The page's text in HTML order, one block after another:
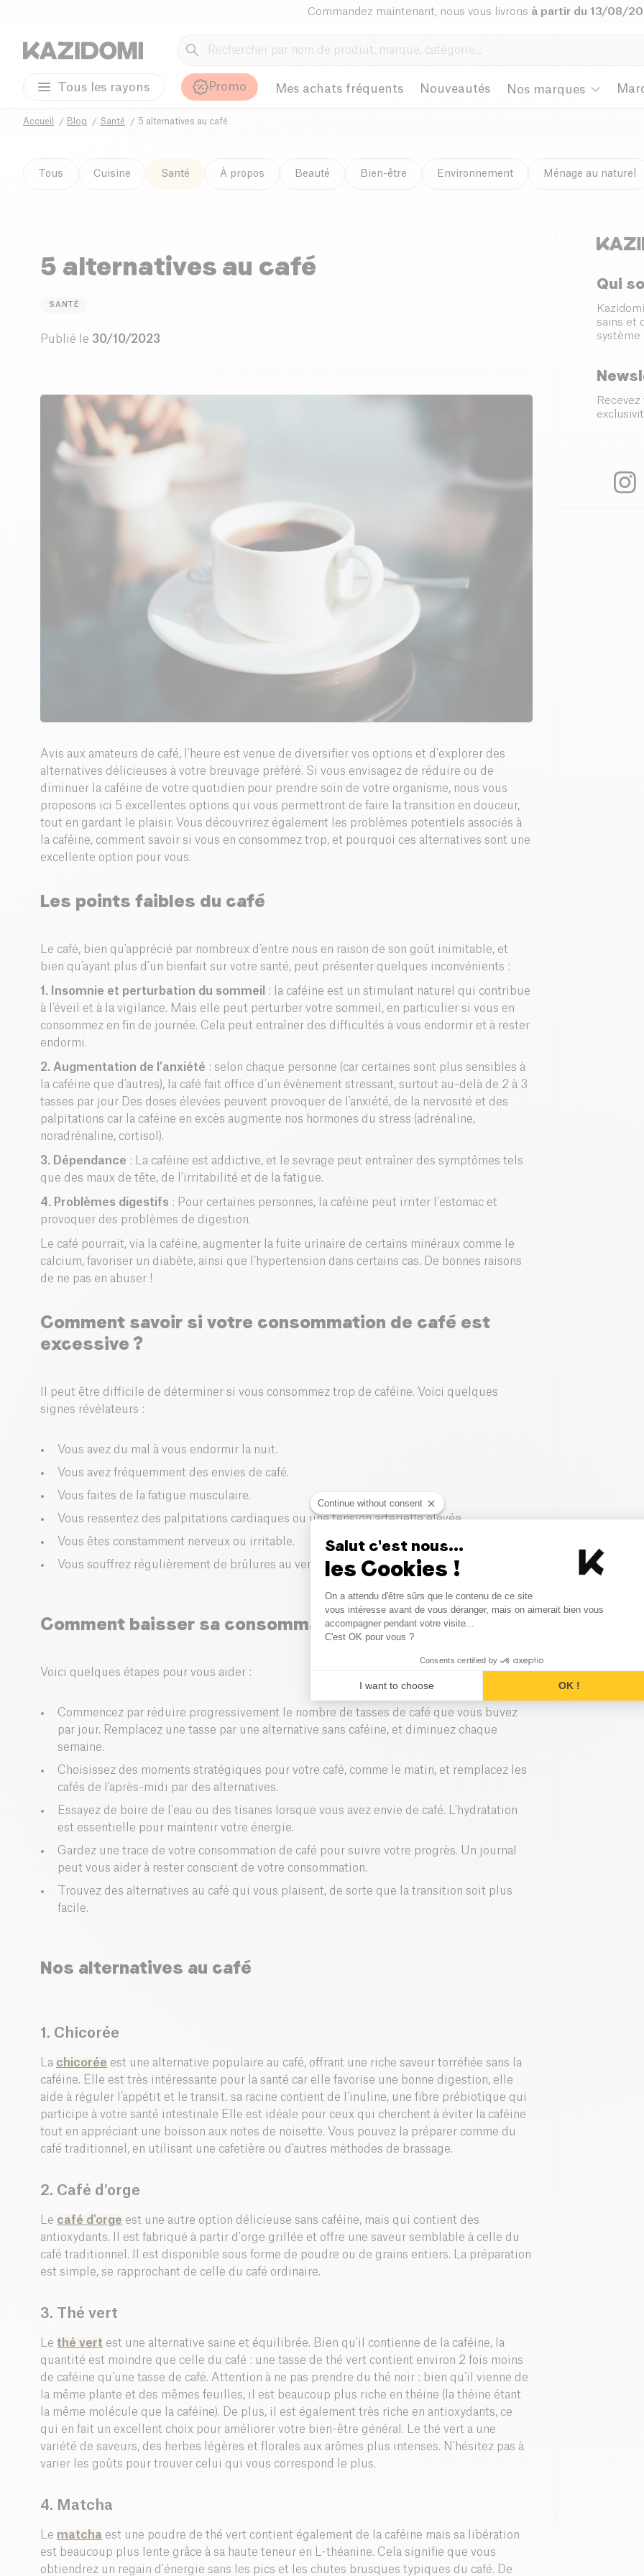
Commandez maintenant, nous vous livrons à partir du 13/08/
Tous les rayons Promo Mes achats fréquents Nouveautés Nos marques
Accueil Blog Santé 5 alternatives au café
Tous Cuisine Santé À propos Beauté Bien-être Environnement Ménage au naturel
5 alternatives au café
SANTÉ
Publié le 30/10/2023
Avis aux amateurs de café, l'heure est venue de diversifier vos options et d'explorer des
alternatives délicieuses à votre breuvage préféré. Si vous envisagez de réduire ou de
diminuer la caféine de votre quotidien pour prendre soin de votre organisme, nous vous
proposons ici 5 excellentes options qui vous permettront de faire la transition en douceur,
tout en gardant le plaisir. Vous découvrirez également les problèmes potentiels associés à
la caféine, comment savoir si vous en consommez trop, et pourquoi ces alternatives sont une
excellente option pour vous.
Les points faibles du café
Le café, bien qu'apprécié par nombreux d’entre nous en raison de son goût inimitable, et
bien qu’ayant plus d’un bienfait sur votre santé, peut présenter quelques inconvénients :
1. Insomnie et perturbation du sommeil
: la caféine est un stimulant naturel qui contribue
à l’éveil et à la vigilance. Mais elle peut perturber votre sommeil, en particulier si vous en
consommez en fin de journée. Cela peut entraîner des difficultés à vous endormir et à rester
endormi.
2. Augmentation de l'anxiété : selon chaque personne (car certaines sont plus sensibles à
la caféine que d'autres), la café fait office d’un évènement stressant, surtout au-delà de 2 à 3
tasses par jour Des doses élevées peuvent provoquer de l'anxiété, de la nervosité et des
palpitations car la caféine en excès augmente nos hormones du stress (adrénaline,
noradrénaline, cortisol).
3. Dépendance : La caféine est addictive, et le sevrage peut entraîner des symptômes tels
que des maux de tête, de l'irritabilité et de la fatigue.
4. Problèmes digestifs : Pour certaines personnes, la caféine peut irriter l'estomac et
provoquer des problèmes de digestion.
Le café pourrait, via la caféine, augmenter la fuite urinaire de certains minéraux comme le
calcium, favoriser un diabète, ainsi que l’hypertension dans certains cas. De bonnes raisons
de ne pas en abuser !
Comment savoir si votre consommation de café est
excessive ?
Il peut être difficile de déterminer si vous consommez trop de caféine. Voici quelques
signes révélateurs :
Vous avez du mal à vous endormir la nuit.
Vous avez fréquemment des envies de café.
Vous faites de la fatigue musculaire.
Vous ressentez des palpitations cardiaques ou une tension artérielle élevée.
Vous êtes constamment nerveux ou irritable.
Vous souffrez régulièrement de brûlures au ventre.
Comment baisser sa consommation de café ?
Voici quelques étapes pour vous aider :
Commencez par réduire progressivement le nombre de tasses de café que vous buvez
par jour. Remplacez une tasse par une alternative sans caféine, et diminuez chaque
semaine.
Choisissez des moments stratégiques pour votre café, comme le matin, et remplacez les
cafés de l'après-midi par des alternatives.
Essayez de boire de l'eau ou des tisanes lorsque vous avez envie de café. L'hydratation
est essentielle pour maintenir votre énergie.
Gardez une trace de votre consommation de café pour suivre votre progrès. Un journal
peut vous aider à rester conscient de votre consommation.
Trouvez des alternatives au café qui vous plaisent, de sorte que la transition soit plus
facile.
Nos alternatives au café
1. Chicorée
La chicorée est une alternative populaire au café, offrant une riche saveur torréfiée sans la
caféine. Elle est très intéressante pour la santé car elle favorise une bonne digestion, elle
aide à réguler l’appétit et le transit. sa racine contient de l’inuline, une fibre prébiotique qui
participe à votre santé intestinale Elle est idéale pour ceux qui cherchent à éviter la caféine
tout en appréciant une boisson aux notes de noisette. Vous pouvez la préparer comme du
café traditionnel, en utilisant une cafetière ou d'autres méthodes de brassage.
2. Café d'orge
Le café d'orge est une autre option délicieuse sans caféine, mais qui contient des
antioxydants. Il est fabriqué à partir d'orge grillée et offre une saveur semblable à celle du
café traditionnel. Il est disponible sous forme de poudre ou de grains entiers. La préparation
est simple, se rapprochant de celle du café ordinaire.
3. Thé vert
Le thé vert est une alternative saine et équilibrée. Bien qu'il contienne de la caféine, la
quantité est moindre que celle du café : une tasse de thé vert contient environ 2 fois moins
de caféine qu’une tasse de café. Attention à ne pas prendre du thé noir : bien qu’il vienne de
la même plante et des mêmes feuilles, il est beaucoup plus riche en théine (la théine étant
la même molécule que la caféine). De plus, il est également très riche en antioxydants, ce
qui en fait un excellent choix pour améliorer votre bien-être général. Le thé vert a une
variété de saveurs, des herbes légères et florales aux arômes plus intenses. N’hésitez pas à
varier les goûts pour trouver celui qui vous correspond le plus.
4. Matcha
Le matcha est une poudre de thé vert contient également de la caféine mais sa libération
est beaucoup plus lente grâce à sa haute teneur en L-théanine. Cela signifie que vous
obtiendrez un regain d'énergie sans les pics et les chutes brusques typiques du café. De
Qui
sains et
système
Continue without consent
Salut c'est nous...
les Cookies !
Consent Management
On a attendu d'être sûrs que le contenu de ce site
vous intéresse avant de vous déranger, mais on aimerait bien vous
accompagner pendant votre visite...
C'est OK pour vous ?
Consents certified by
I want to choose OK !
Axeptio consent